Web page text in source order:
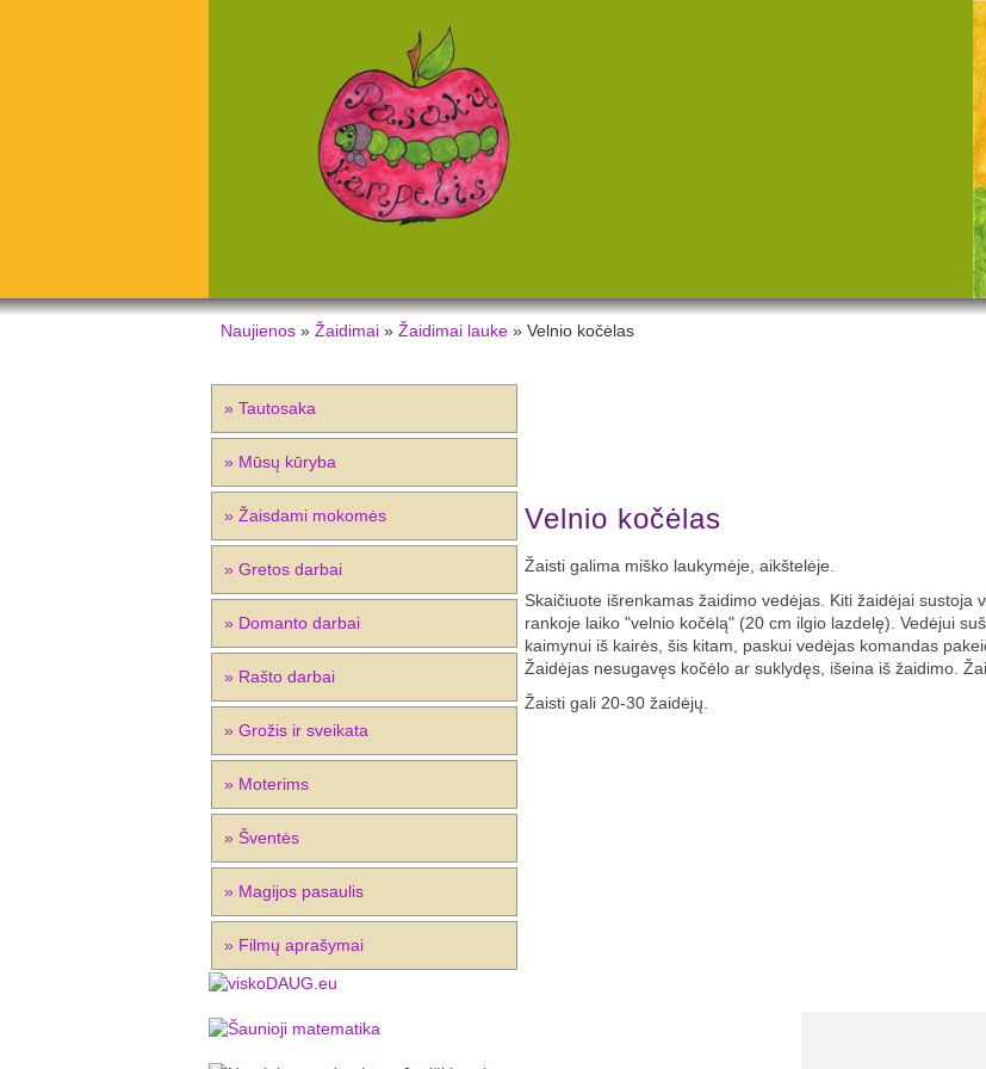
Naujienos» Žaidimai» Žaidimai lauke» Velnio kočėlas
» Tautosaka
» Mūsų kūryba
» Žaisdami mokomės
» Gretos darbai
» Domanto darbai
» Rašto darbai
» Grožis ir sveikata
» Moterims
» Šventės
» Magijos pasaulis
» Filmų aprašymai
Velnio kočėlas
Žaisti galima miško laukymėje, aikštelėje.
Skaičiuote išrenkamas žaidimo vedėjas. Kiti žaidėjai sustoja
rankoje laiko "velnio kočėlą" (20 cm ilgio lazdelę). Vedėjui
kaimynui iš kairės, šis kitam, paskui vedėjas komandas
Žaidėjas nesugavęs kočėlo ar suklydęs, išeina iš žaidimo.
Žaisti gali 20-30 žaidėjų.